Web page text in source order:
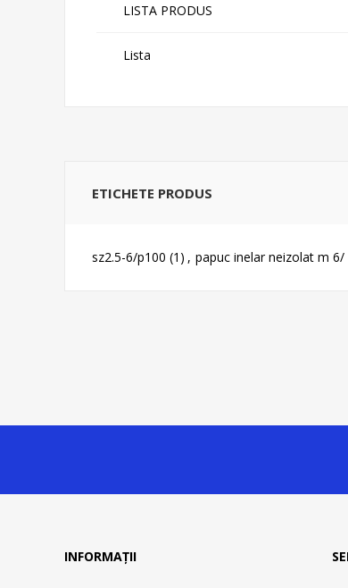
LISTA PRODUS
Lista
ETICHETE PRODUS
sz2.5-6/p100 (1) , papuc inelar neizolat m
INFORMAȚII